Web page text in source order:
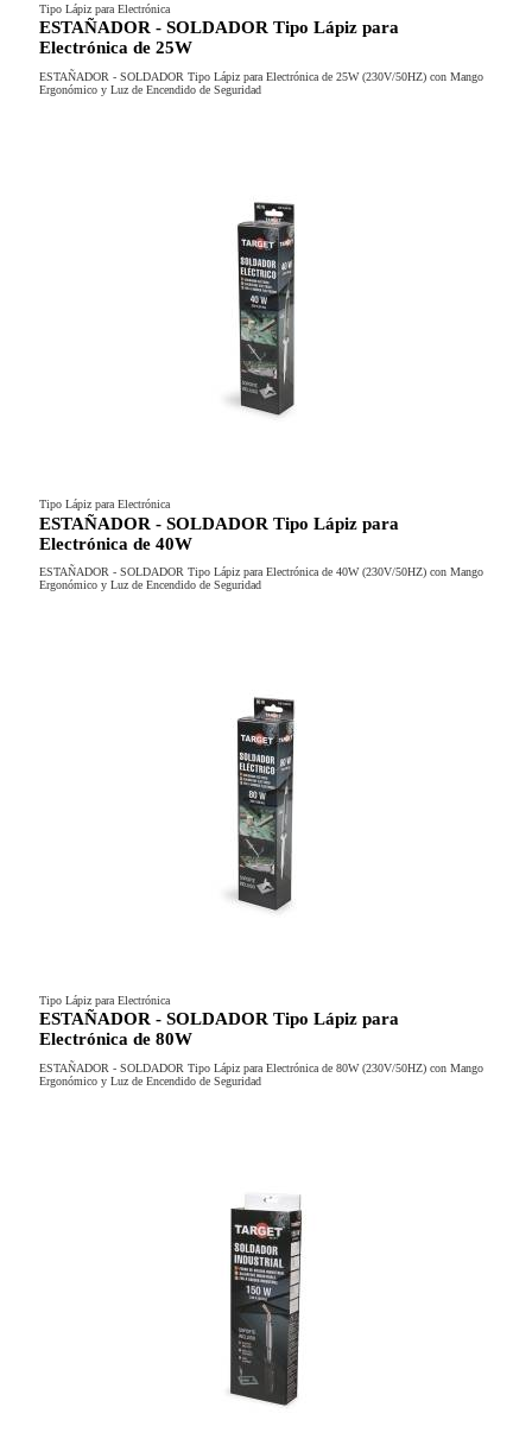
Tipo Lápiz para Electrónica
ESTAÑADOR - SOLDADOR Tipo Lápiz para
Electrónica de 25W
ESTAÑADOR - SOLDADOR Tipo Lápiz para Electrónica de 25W (230V/50HZ) con Mango
Ergonómico y Luz de Encendido de Seguridad
Tipo Lápiz para Electrónica
ESTAÑADOR - SOLDADOR Tipo Lápiz para
Electrónica de 40W
ESTAÑADOR - SOLDADOR Tipo Lápiz para Electrónica de 40W (230V/50HZ) con Mango
Ergonómico y Luz de Encendido de Seguridad
Tipo Lápiz para Electrónica
ESTAÑADOR - SOLDADOR Tipo Lápiz para
Electrónica de 80W
ESTAÑADOR - SOLDADOR Tipo Lápiz para Electrónica de 80W (230V/50HZ) con Mango
Ergonómico y Luz de Encendido de Seguridad